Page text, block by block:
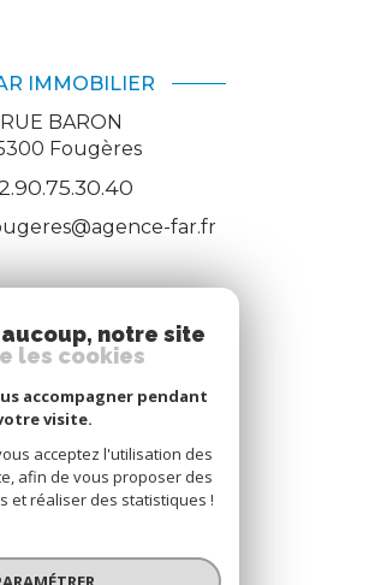
IMMOBILIER
BARON
Fougères
far.fr
ADHÉRENTS
Nous adhérons
© 2026 | Tous droits réservés
notre site
les cookies
accompagner pendant
visite.
acceptez l'utilisation des
afin de vous proposer des
et réaliser des statistiques !